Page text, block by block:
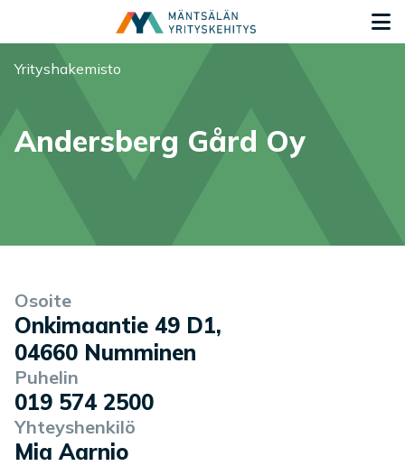
Olet tässä:
Yrityshakemisto
Andersberg Gård Oy
Yrityksen tiedot
Osoite
Onkimaantie 49 D1,
04660 Numminen
Puhelin
019 574 2500
Yhteyshenkilö
Mia Aarnio
Palvelukuvaus